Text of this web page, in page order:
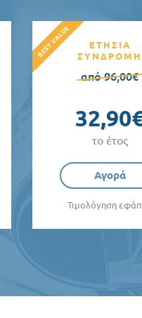
ΕΤΗΣΙΑ
ΣΥΝΔΡΟΜΗ
από 96,00€
το έτος
Αγορά
Τιμολόγηση